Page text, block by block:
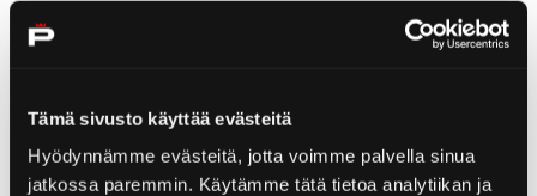
Tämä sivusto käyttää evästeitä
Hyödynnämme evästeitä, jotta voimme palvella sinua
jatkossa paremmin. Käytämme tätä tietoa analytiikan ja
Instagram